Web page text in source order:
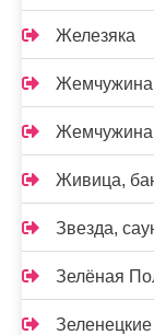
Железяка
Жемчужина
Жемчужина,
Живица,
Звезда,
Зелёная